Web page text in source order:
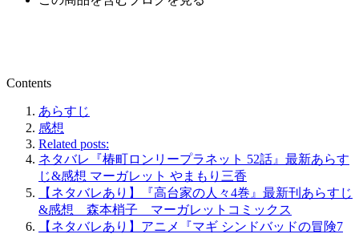
Contents
あらすじ
感想
Related posts:
ネタバレ『椿町ロンリープラネット 52話』最新あらす
じ&感想 マーガレット やまもり三香
【ネタバレあり】『高台家の人々4巻』最新刊あらすじ
&感想 森本梢子 マーガレットコミックス
【ネタバレあり】アニメ『マギ シンドバッドの冒険7